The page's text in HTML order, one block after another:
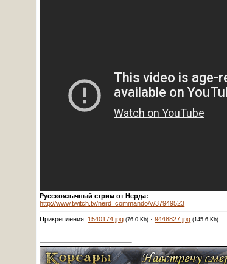
Русскоязычный стрим от Нерда:
http://www.twitch.tv/nerd_commando/v/37949523
Прикрепления: 1540174.jpg (76.0 Kb) ·9448827.jpg (145.6 Kb)